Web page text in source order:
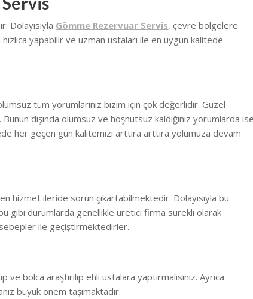
Dolayısıyla Gömme Rezervuar Servis, çevre bölgelere
yapabilir ve uzman ustaları ile en uygun kalitede
tüm yorumlarınız bizim için çok değerlidir. Güzel
dışında olumsuz ve hoşnutsuz kaldığınız yorumlarda ise
her geçen gün kalitemizi arttıra arttıra yolumuza devam
hizmet ileride sorun çıkartabilmektedir. Dolayısıyla bu
bu gibi durumlarda genellikle üretici firma sürekli olarak
ile geçiştirmektedirler.
bolca araştırılıp ehli ustalara yaptırmalısınız. Ayrıca
büyük önem taşımaktadır.